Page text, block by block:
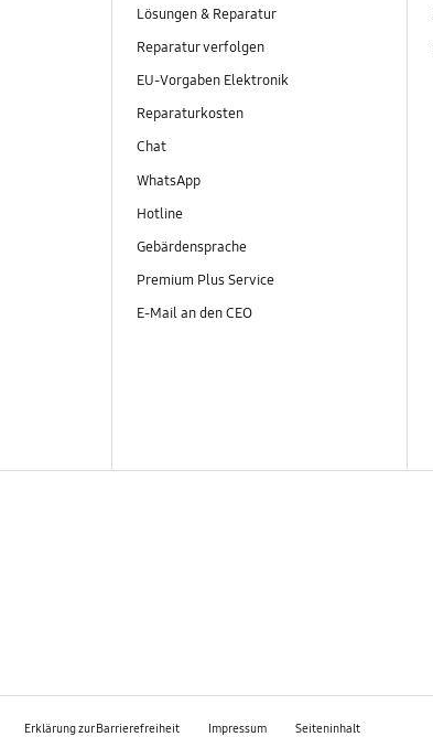
Lösungen & Reparatur
Reparatur verfolgen
EU-Vorgaben Elektronik
Reparaturkosten
Chat
WhatsApp
Hotline
Gebärdensprache
Premium Plus Service
E-Mail an den CEO
Erklärung zur Barrierefreiheit Impressum Seiteninhalt